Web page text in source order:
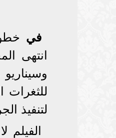
في
انتهى
للثغرات
لتنفيذ